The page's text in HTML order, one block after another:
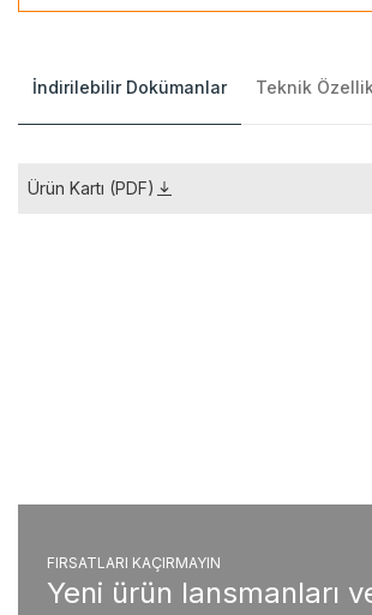
İndirilebilir Dokümanlar Teknik
Ürün Kartı (PDF)
FIRSATLARI KAÇIRMAYIN
Yeni ürün lansmanları